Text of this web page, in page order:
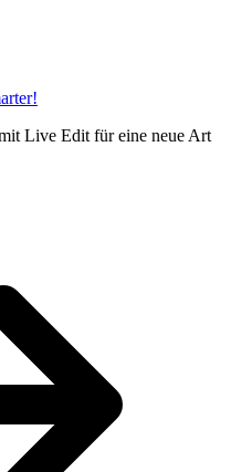
Live Edit für eine neue Art